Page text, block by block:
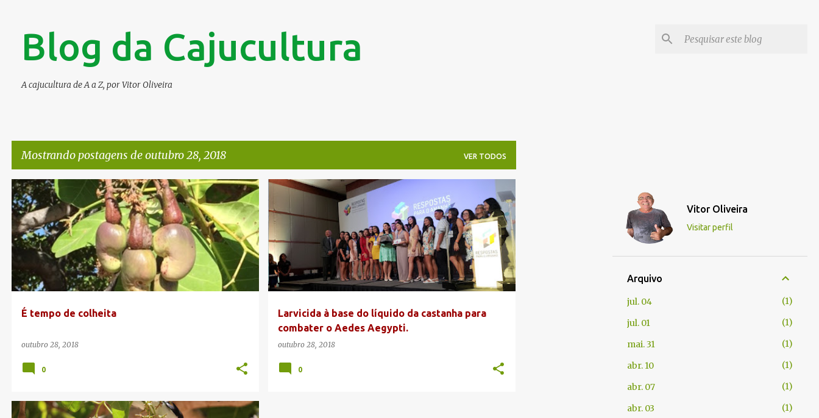
Blog da Cajucultura
A cajucultura de A a Z, por Vitor Oliveira
Mostrando postagens de outubro 28, 2018 VER TODOS
P
o
s
t
a
g
É tempo de colheita
outubro 28, 2018
CAJU CCP 51 MATURI SAFRA DE CASTANHA
0
Larvicida à base do líquido da castanha para
combater o Aedes Aegypti.
outubro 28, 2018
AEDES AEGYPTI LCC
0
Vitor Oliveira
Visitar perfil
Arquivo
jul. 04
1
jul. 01
1
mai. 31
1
abr. 10
1
abr. 07
1
abr. 03
1